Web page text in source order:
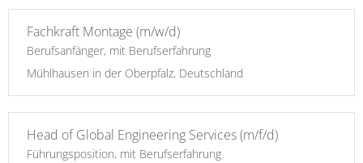
Fachkraft Montage (m/w/d)
Berufsanfänger, mit Berufserfahrung
Mühlhausen in der Oberpfalz, Deutschland
Head of Global Engineering Services (m/f/d)
Führungsposition, mit Berufserfahrung